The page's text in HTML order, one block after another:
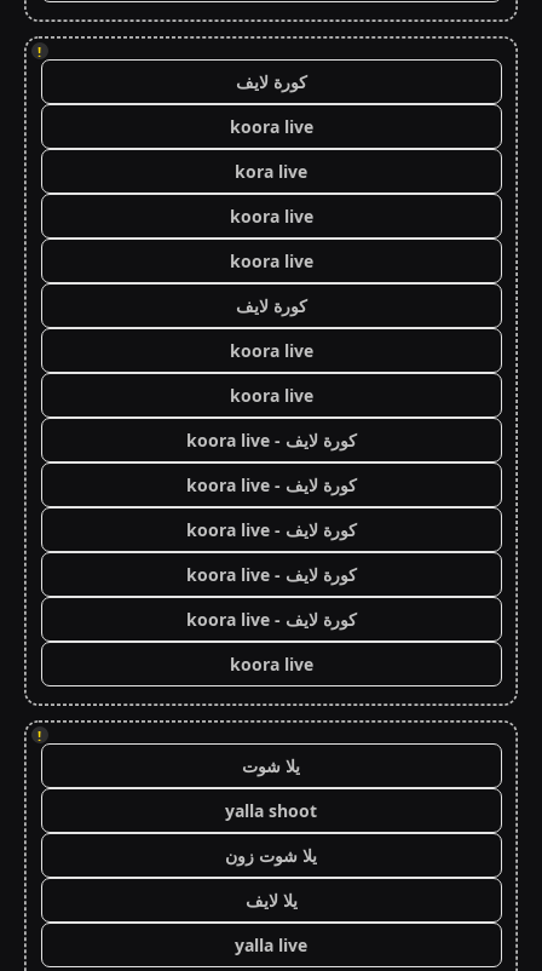
!
كورة لايف
koora live
kora live
koora live
koora live
كورة لايف
koora live
koora live
كورة لايف - koora live
كورة لايف - koora live
كورة لايف - koora live
كورة لايف - koora live
كورة لايف - koora live
koora live
!
يلا شوت
yalla shoot
يلا شوت زون
يلا لايف
yalla live